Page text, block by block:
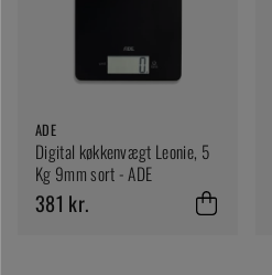
ADE
Digital køkkenvægt Leonie, 5
Kg 9mm sort - ADE
381 kr.